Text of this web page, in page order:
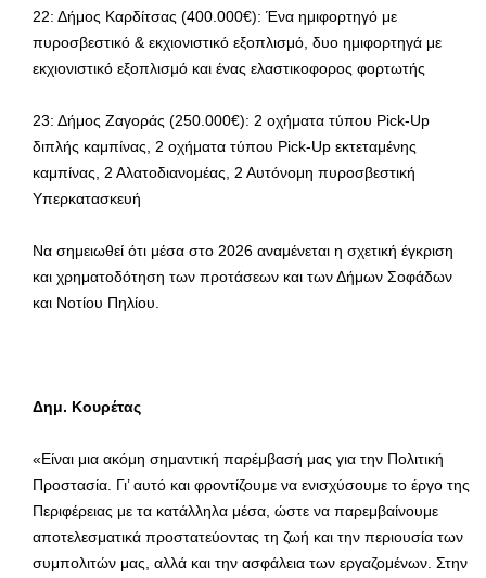
22: Δήμος Καρδίτσας (400.000€): Ένα ημιφορτηγό με
πυροσβεστικό & εκχιονιστικό εξοπλισμό, δυο ημιφορτηγά με
εκχιονιστικό εξοπλισμό και ένας ελαστικοφορος φορτωτής
23: Δήμος Ζαγοράς (250.000€): 2 οχήματα τύπου Pick-Up
διπλής καμπίνας, 2 οχήματα τύπου Pick-Up εκτεταμένης
καμπίνας, 2 Αλατοδιανομέας, 2 Αυτόνομη πυροσβεστική
Υπερκατασκευή
Να σημειωθεί ότι μέσα στο 2026 αναμένεται η σχετική έγκριση
και χρηματοδότηση των προτάσεων και των Δήμων Σοφάδων
και Νοτίου Πηλίου.
Δημ. Κουρέτας
«Είναι μια ακόμη σημαντική παρέμβασή μας για την Πολιτική
Προστασία. Γι’ αυτό και φροντίζουμε να ενισχύσουμε το έργο της
Περιφέρειας με τα κατάλληλα μέσα, ώστε να παρεμβαίνουμε
αποτελεσματικά προστατεύοντας τη ζωή και την περιουσία των
συμπολιτών μας, αλλά και την ασφάλεια των εργαζομένων. Στην